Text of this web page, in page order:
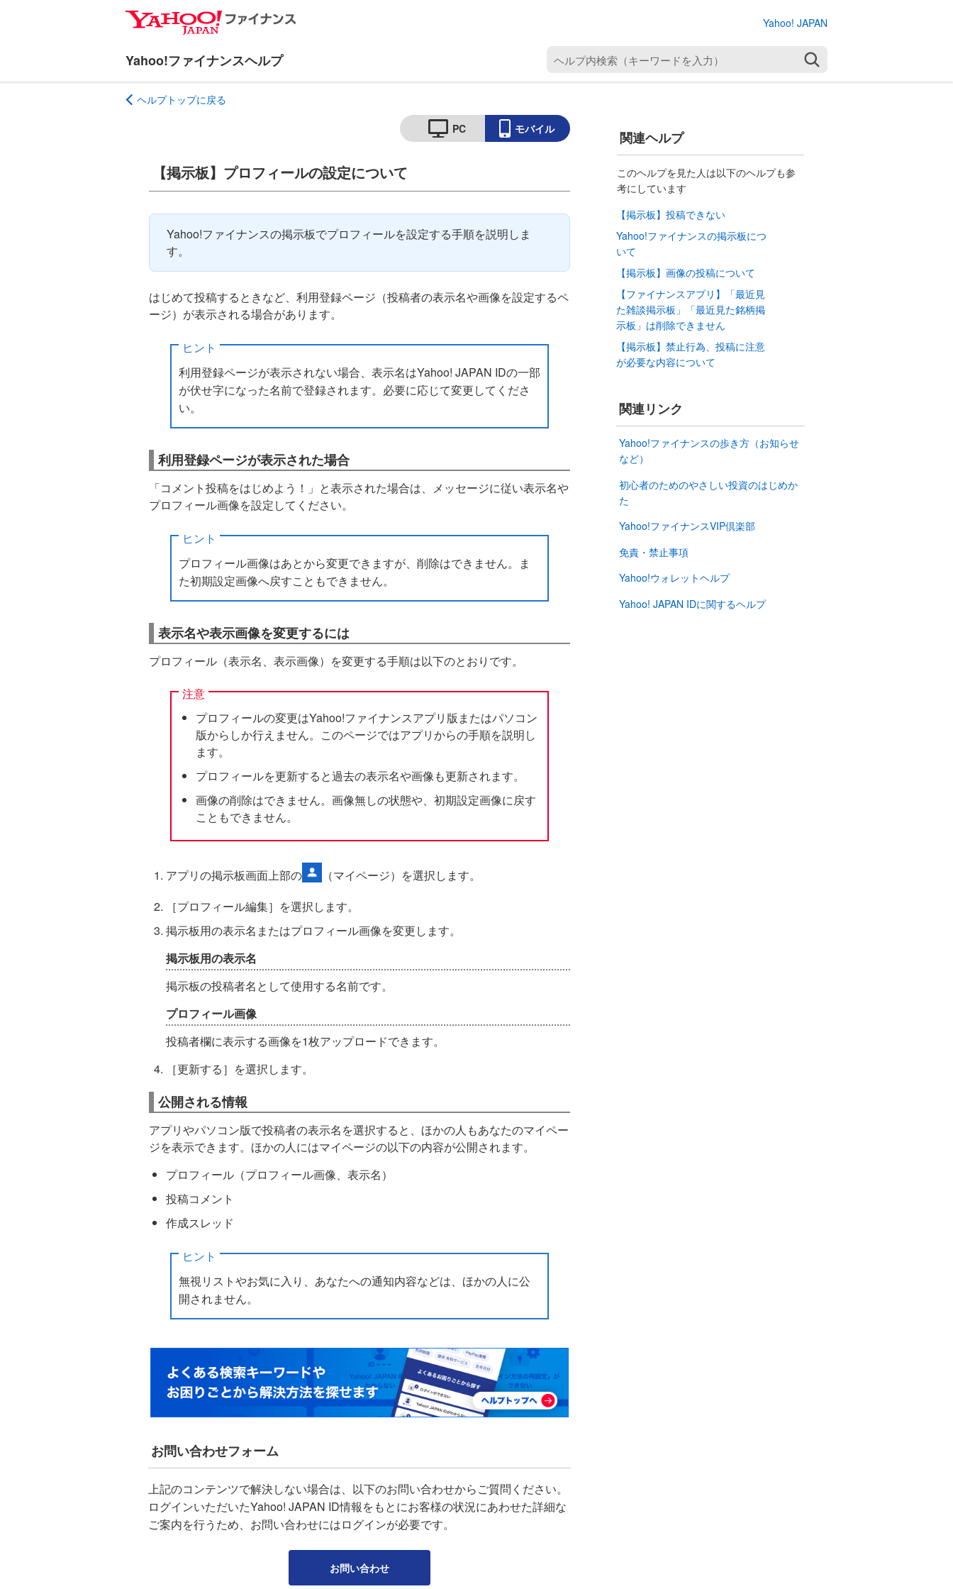
シ
ン
Yahoo! JAPAN
プ
検
索
ー
入
力
ヘルプトップに戻る
PC モバイル
【掲示板】プロフィールの設定について
Yahoo!ファイナンスの掲示板でプロフィールを設定する手順を説明しま
す。
はじめて投稿するときなど、利用登録ページ（投稿者の表示名や画像を設定するペ
ージ）が表示される場合があります。
ヒント
利用登録ページが表示されない場合、表示名はYahoo! JAPAN IDの一部
が伏せ字になった名前で登録されます。必要に応じて変更してくださ
い。
利用登録ページが表示された場合
「コメント投稿をはじめよう！」と表示された場合は、メッセージに従い表示名や
プロフィール画像を設定してください。
ヒント
プロフィール画像はあとから変更できますが、削除はできません。ま
た初期設定画像へ戻すこともできません。
表示名や表示画像を変更するには
プロフィール（表示名、表示画像）を変更する手順は以下のとおりです。
注意
プロフィールの変更はYahoo!ファイナンスアプリ版またはパソコン
版からしか行えません。このページではアプリからの手順を説明し
ます。
プロフィールを更新すると過去の表示名や画像も更新されます。
画像の削除はできません。画像無しの状態や、初期設定画像に戻す
こともできません。
アプリの掲示板画面上部の
（マイページ）を選択します。
［プロフィール編集］を選択します。
掲示板用の表示名またはプロフィール画像を変更します。
掲示板用の表示名
掲示板の投稿者名として使用する名前です。
プロフィール画像
投稿者欄に表示する画像を1枚アップロードできます。
［更新する］を選択します。
公開される情報
アプリやパソコン版で投稿者の表示名を選択すると、ほかの人もあなたのマイペー
ジを表示できます。ほかの人にはマイページの以下の内容が公開されます。
プロフィール（プロフィール画像、表示名）
投稿コメント
作成スレッド
ヒント
無視リストやお気に入り、あなたへの通知内容などは、ほかの人に公
開されません。
お問い合わせフォーム
上記のコンテンツで解決しない場合は、以下のお問い合わせからご質問ください。
ログインいただいたYahoo! JAPAN ID情報をもとにお客様の状況にあわせた詳細な
ご案内を行うため、お問い合わせにはログインが必要です。
お問い合わせ
関連ヘルプ
このヘルプを見た人は以下のヘルプも参
考にしています
【掲示板】投稿できない
Yahoo!ファイナンスの掲示板につ
いて
【掲示板】画像の投稿について
【ファイナンスアプリ】「最近見
た雑談掲示板」「最近見た銘柄掲
示板」は削除できません
【掲示板】禁止行為、投稿に注意
が必要な内容について
関連リンク
Yahoo!ファイナンスの歩き方（お知らせ
など）
初心者のためのやさしい投資のはじめか
た
Yahoo!ファイナンスVIP倶楽部
免責・禁止事項
Yahoo!ウォレットヘルプ
Yahoo! JAPAN IDに関するヘルプ